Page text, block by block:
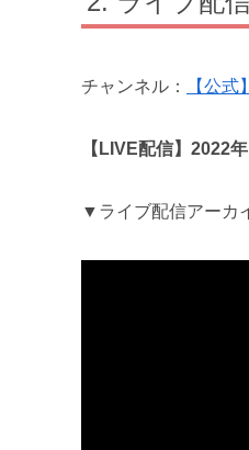
チャンネル： 【公
【LIVE配信】2022
▼ライブ配信アーカ